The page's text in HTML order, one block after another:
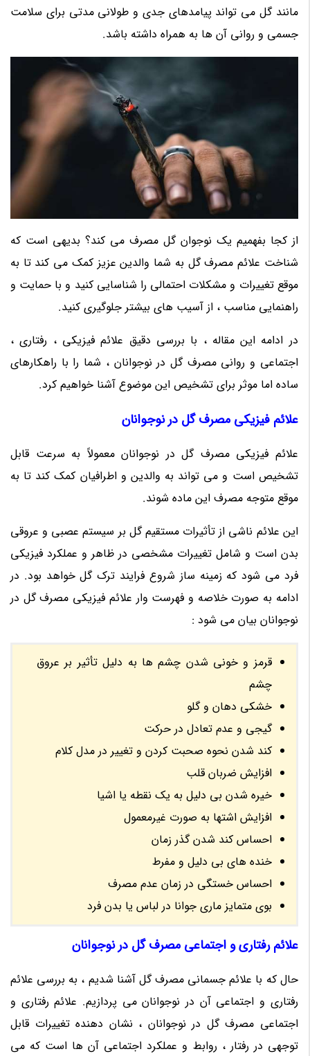
مانند گل می تواند پیامدهای جدی و طولانی مدتی برای سلامت
جسمی و روانی آن ها به همراه داشته باشد.
از کجا بفهمیم یک نوجوان گل مصرف می کند؟ بدیهی است که
شناخت علائم مصرف گل به شما والدین عزیز کمک می کند تا به
موقع تغییرات و مشکلات احتمالی را شناسایی کنید و با حمایت و
راهنمایی مناسب ، از آسیب های بیشتر جلوگیری کنید.
در ادامه این مقاله ، با بررسی دقیق علائم فیزیکی ، رفتاری ،
اجتماعی و روانی مصرف گل در نوجوانان ، شما را با راهکارهای
ساده اما موثر برای تشخیص این موضوع آشنا خواهیم کرد.
علائم فیزیکی مصرف گل در نوجوانان
علائم فیزیکی مصرف گل در نوجوانان معمولاً به سرعت قابل
تشخیص است و می تواند به والدین و اطرافیان کمک کند تا به
موقع متوجه مصرف این ماده شوند.
این علائم ناشی از تأثیرات مستقیم گل بر سیستم عصبی و عروقی
بدن است و شامل تغییرات مشخصی در ظاهر و عملکرد فیزیکی
فرد می شود که زمینه ساز شروع فرایند ترک گل خواهد بود. در
ادامه به صورت خلاصه و فهرست وار علائم فیزیکی مصرف گل در
نوجوانان بیان می شود :
قرمز و خونی شدن چشم ها به دلیل تأثیر بر عروق
چشم
خشکی دهان و گلو
گیجی و عدم تعادل در حرکت
کند شدن نحوه صحبت کردن و تغییر در مدل کلام
افزایش ضربان قلب
خیره شدن بی دلیل به یک نقطه یا اشیا
افزایش اشتها به صورت غیرمعمول
احساس کند شدن گذر زمان
خنده های بی دلیل و مفرط
احساس خستگی در زمان عدم مصرف
بوی متمایز ماری جوانا در لباس یا بدن فرد
علائم رفتاری و اجتماعی مصرف گل در نوجوانان
حال که با علائم جسمانی مصرف گل آشنا شدیم ، به بررسی علائم
رفتاری و اجتماعی آن در نوجوانان می پردازیم. علائم رفتاری و
اجتماعی مصرف گل در نوجوانان ، نشان دهنده تغییرات قابل
توجهی در رفتار ، روابط و عملکرد اجتماعی آن ها است که می